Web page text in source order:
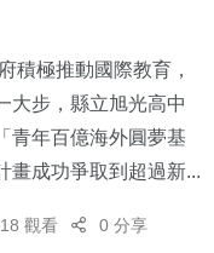
積極推動國際教育，
大步，縣立旭光高中
青年百億海外圓夢基
畫成功爭取到超過新...
觀看 0 分享